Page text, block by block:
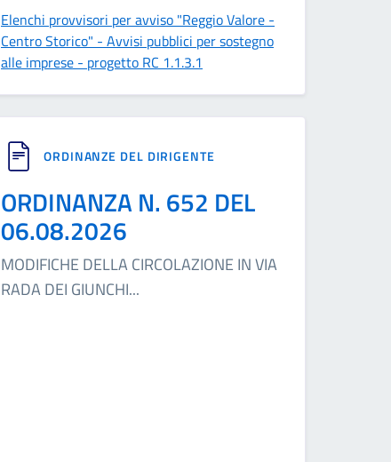
Elenchi provvisori per avviso "Reggio Valore -
Centro Storico" - Avvisi pubblici per sostegno
alle imprese - progetto RC 1.1.3.1
ORDINANZE DEL DIRIGENTE
ORDINANZA N. 652 DEL
06.08.2026
MODIFICHE DELLA CIRCOLAZIONE IN VIA
RADA DEI GIUNCHI...